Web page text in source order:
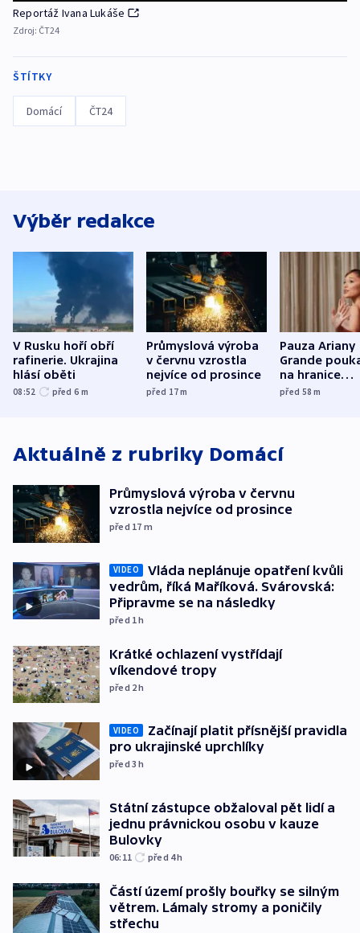
Reportáž Ivana Lukáše
Zdroj: ČT24
ŠTÍTKY
Domácí ČT24
Výběr redakce
V Rusku hoří obří
rafinerie. Ukrajina
hlásí oběti
08:52 před 6 m
Průmyslová výroba
v červnu vzrostla
nejvíce od prosince
před 17m
Pauza Ariany
Grande
na hranice
před 58m
Aktuálně z rubriky Domácí
Průmyslová výroba v červnu
vzrostla nejvíce od prosince
před 17 m
VIDEO
Vláda neplánuje opatření kvůli
vedrům, říká Maříková. Svárovská:
Připravme se na následky
před 1h
Krátké ochlazení vystřídají
víkendové tropy
před 2h
VIDEO
Začínají platit přísnější pravidla
pro ukrajinské uprchlíky
před 3h
Státní zástupce obžaloval pět lidí a
jednu právnickou osobu v kauze
Bulovky
06:11 před 4h
Částí území prošly bouřky se silným
větrem. Lámaly stromy a poničily
střechu